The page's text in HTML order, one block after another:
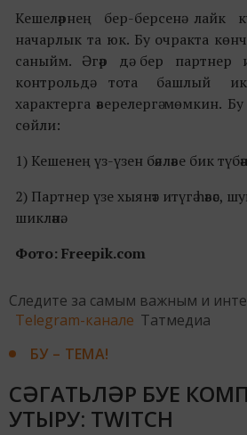
Кешеләрнең бер-берсенә
начарлык та юк. Бу очракта
саныйм. Әгәр дә бер партнер
контрольдә тота башлый
характерга әверелергә мөмкин.
сөйли:
1) Кешенең үз-үзен бәяләве бик
2) Партнер үзе хыянәт итүгә һәвәс,
шикләнә.
Фото: Freepik.com
Следите за самым важным и
Telegram-канале Татмедиа
БУ – ТЕМА!
СӘГАТЬЛӘР БУЕ
УТЫРУ: TWITCH